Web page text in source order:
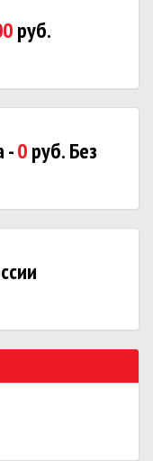
руб.
-0руб. Без